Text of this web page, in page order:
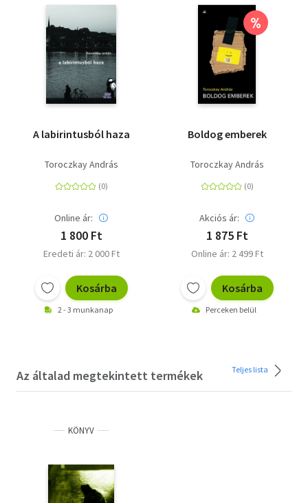
A labirintusból haza
Toroczkay András
Online ár:
1 800 Ft
Eredeti ár: 2 000 Ft
Kosárba
2 - 3 munkanap
%
Boldog emberek
Toroczkay András
Akciós ár:
1 875 Ft
Online ár: 2 499 Ft
Kosárba
Perceken belül
Az általad megtekintett termékek Teljes lista
KÖNYV